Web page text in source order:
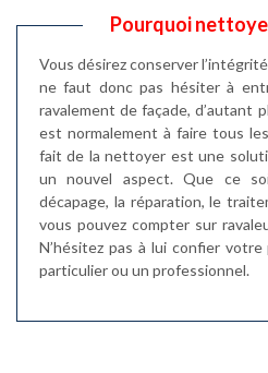
Pourquoi
Vous désirez conserver
ne faut donc pas hésiter à
ravalement de façade, d’autant
est normalement à faire tous
fait de la nettoyer est une
un nouvel aspect. Que ce
décapage, la réparation, le
vous pouvez compter sur
N’hésitez pas à lui confier
particulier ou un professionnel.